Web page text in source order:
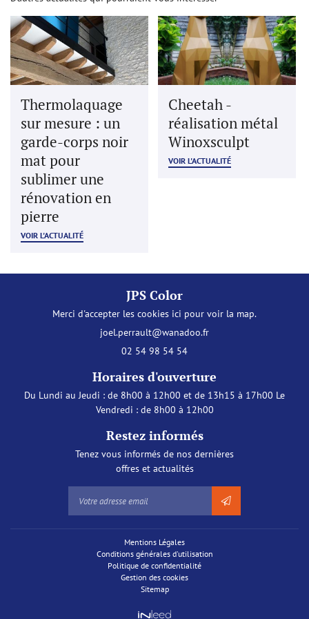
RÉALISATIONS
AVIS
ACTUALITÉS
CONTACT
Restez
Thermolaquage
sur mesure : un
garde-corps noir
mat pour
sublimer une
rénovation en
pierre
VOIR L'ACTUALITÉ
Cheetah -
réalisation métal
Winoxsculpt
VOIR L'ACTUALITÉ
JPS Color
Merci d'accepter les cookies ici pour voir la map.
02 54 98 54 54
Horaires d'ouverture
Du Lundi au Jeudi : de 8h00 à 12h00 et de 13h15 à 17h00 Le
Vendredi : de 8h00 à 12h00
Restez informés
Tenez vous informés de nos dernières
offres et actualités
Mentions Légales
Conditions générales d'utilisation
Politique de confidentialité
Gestion des cookies
Sitemap